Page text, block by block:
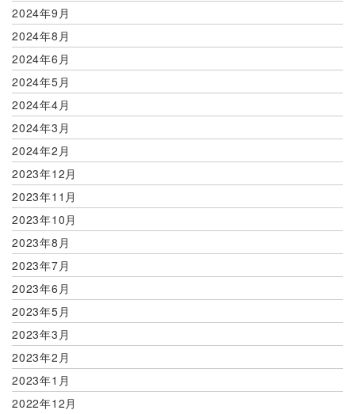
2024年9月
2024年8月
2024年6月
2024年5月
2024年4月
2024年3月
2024年2月
2023年12月
2023年11月
2023年10月
2023年8月
2023年7月
2023年6月
2023年5月
2023年3月
2023年2月
2023年1月
2022年12月